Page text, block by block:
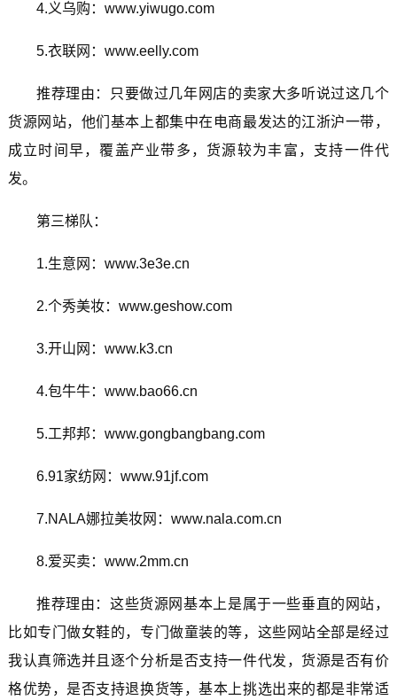
4.义乌购：www.yiwugo.com
5.衣联网：www.eelly.com
推荐理由：只要做过几年网店的卖家大多听说过这几个
货源网站，他们基本上都集中在电商最发达的江浙沪一带，
成立时间早，覆盖产业带多，货源较为丰富，支持一件代
发。
第三梯队：
1.生意网：www.3e3e.cn
2.个秀美妆：www.geshow.com
3.开山网：www.k3.cn
4.包牛牛：www.bao66.cn
5.工邦邦：www.gongbangbang.com
6.91家纺网：www.91jf.com
7.NALA娜拉美妆网：www.nala.com.cn
8.爱买卖：www.2mm.cn
推荐理由：这些货源网基本上是属于一些垂直的网站，
比如专门做女鞋的，专门做童装的等，这些网站全部是经过
我认真筛选并且逐个分析是否支持一件代发，货源是否有价
格优势，是否支持退换货等，基本上挑选出来的都是非常适